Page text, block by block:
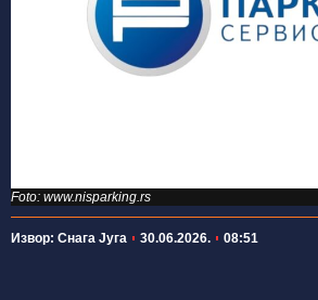
Foto: www.nisparking.rs
Извор: Снага Југа 30.06.2026. 08:51